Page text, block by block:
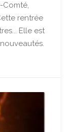
Comté,
rentrée
Elle est